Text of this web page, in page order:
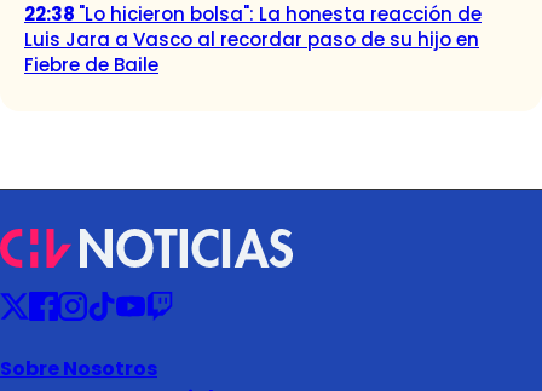
22:38 "Lo hicieron bolsa": La honesta reacción de
Luis Jara a Vasco al recordar paso de su hijo en
Fiebre de Baile
Sobre Nosotros